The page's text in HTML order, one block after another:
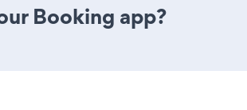
Booking app?